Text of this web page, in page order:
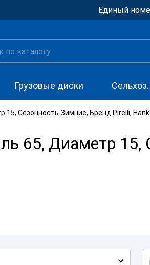
Единый
Грузовые диски
Сезонность Зимние, Бренд Pirelli,
65, Диаметр 15,